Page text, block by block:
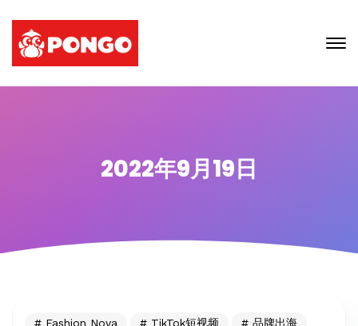
2022年9月19日
Fashion Nova TikTok短视频
品牌出海